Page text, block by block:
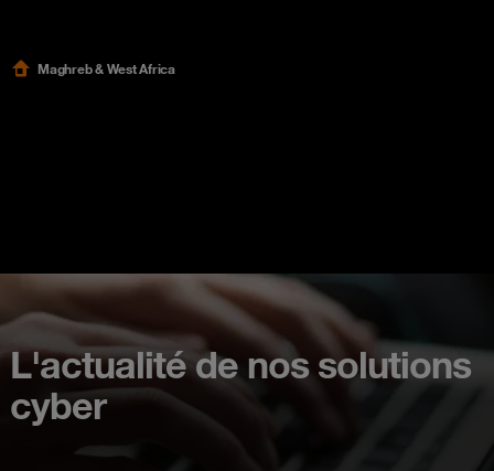
Maghreb & West Africa
L'actualité de nos solutions
cyber